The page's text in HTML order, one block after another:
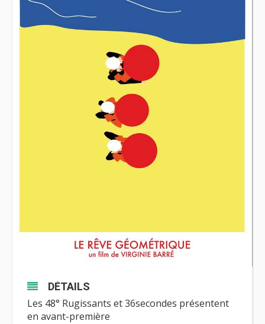
DÉTAILS
Les 48° Rugissants et 36secondes présentent
en avant-première